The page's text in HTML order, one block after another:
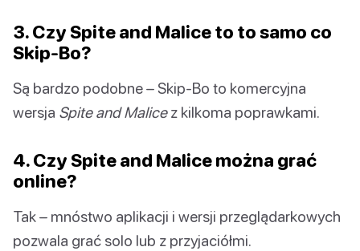
3. Czy Spite and Malice to to samo co
Skip-Bo?
Są bardzo podobne – Skip-Bo to komercyjna
wersja Spite and Malicez kilkoma poprawkami.
4. Czy Spite and Malice można grać
online?
Tak – mnóstwo aplikacji i wersji przeglądarkowych
pozwala grać solo lub z przyjaciółmi.